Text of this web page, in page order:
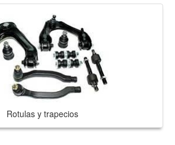
Rotulas y trapecios